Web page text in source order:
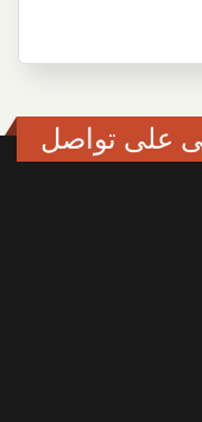
على تواصل